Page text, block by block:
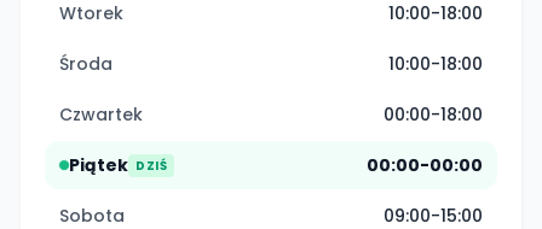
Wtorek 10:00-18:00
Środa 10:00-18:00
Czwartek 00:00-18:00
Piątek DZIŚ 00:00-00:00
Sobota 09:00-15:00